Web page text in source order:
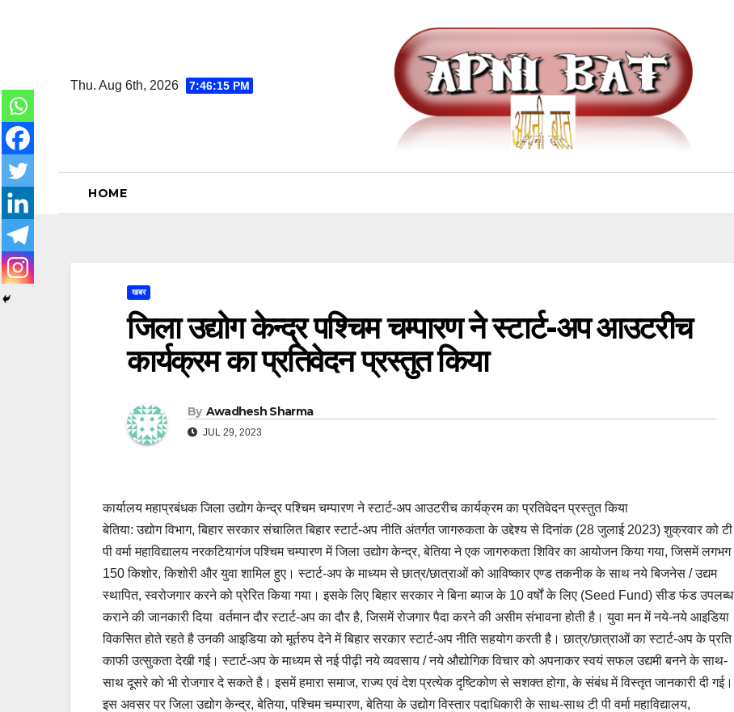
Thu. Aug 6th, 2026
7:46:16 PM
HOME
खबर
जिला उद्योग केन्द्र पश्चिम चम्पारण ने स्टार्ट-अप आउटरीच
कार्यक्रम का प्रतिवेदन प्रस्तुत किया
By Awadhesh Sharma
JUL 29, 2023
कार्यालय महाप्रबंधक जिला उद्योग केन्द्र पश्चिम चम्पारण ने स्टार्ट-अप आउटरीच कार्यक्रम का प्रतिवेदन प्रस्तुत किया
बेतिया: उद्योग विभाग, बिहार सरकार संचालित बिहार स्टार्ट-अप नीति अंतर्गत जागरुकता के उद्देश्य से दिनांक (28 जुलाई 2023) शुक्रवार को टी
पी वर्मा महाविद्यालय नरकटियागंज पश्चिम चम्पारण में जिला उद्योग केन्द्र, बेतिया ने एक जागरुकता शिविर का आयोजन किया गया, जिसमें लगभग
150 किशोर, किशोरी और युवा शामिल हुए। स्टार्ट-अप के माध्यम से छात्र/छात्राओं को आविष्कार एण्ड तकनीक के साथ नये बिजनेस / उद्यम
स्थापित, स्वरोजगार करने को प्रेरित किया गया। इसके लिए बिहार सरकार ने बिना ब्याज के 10 वर्षों के लिए (Seed Fund) सीड फंड उपलब्ध
कराने की जानकारी दिया वर्तमान दौर स्टार्ट-अप का दौर है, जिसमें रोजगार पैदा करने की असीम संभावना होती है। युवा मन में नये-नये आइडिया
विकसित होते रहते है उनकी आइडिया को मूर्तरुप देने में बिहार सरकार स्टार्ट-अप नीति सहयोग करती है। छात्र/छात्राओं का स्टार्ट-अप के प्रति
काफी उत्सुकता देखी गई। स्टार्ट-अप के माध्यम से नई पीढ़ी नये व्यवसाय / नये औद्योगिक विचार को अपनाकर स्वयं सफल उद्यमी बनने के साथ-
साथ दूसरे को भी रोजगार दे सकते है। इसमें हमारा समाज, राज्य एवं देश प्रत्येक दृष्टिकोण से सशक्त होगा, के संबंध में विस्तृत जानकारी दी गई।
इस अवसर पर जिला उद्योग केन्द्र, बेतिया, पश्चिम चम्पारण, बेतिया के उद्योग विस्तार पदाधिकारी के साथ-साथ टी पी वर्मा महाविद्यालय,